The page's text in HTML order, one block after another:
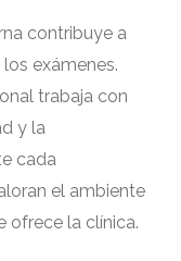
contribuye a
exámenes.
trabaja con
y la
cada
el ambiente
ofrece la clínica.